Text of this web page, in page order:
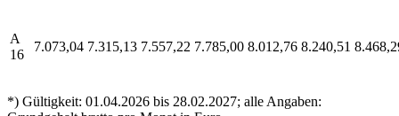
A
16
7.073,04 7.315,13 7.557,22 7.785,00 8.012,76 8.240,51
*) Gültigkeit: 01.04.2026 bis 28.02.2027; alle Angaben: